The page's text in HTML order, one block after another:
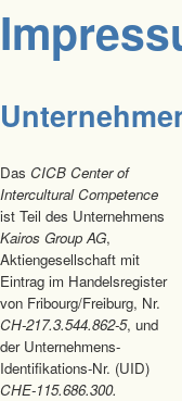
Das CICB Center of
Intercultural Competence
ist Teil des Unternehmens
Kairos Group AG,
Aktiengesellschaft mit
Eintrag im Handelsregister
von Fribourg/Freiburg, Nr.
CH-217.3.544.862-5, und
der Unternehmens-
Identifikations-Nr. (UID)
CHE-115.686.300.